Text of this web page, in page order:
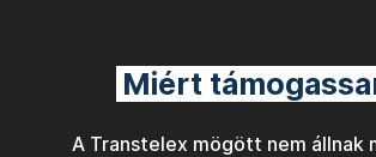
Miért
A Transtelex mögött nem állnak